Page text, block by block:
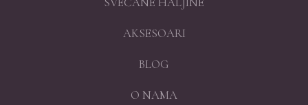
AKSESOARI
BLOG
O NAMA